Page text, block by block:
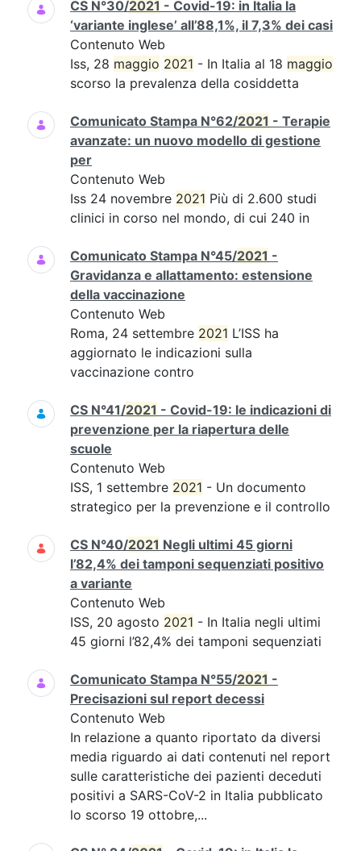
CS N°30/2021 - Covid-19: in Italia la
‘variante inglese’ all’88,1%, il 7,3% dei casi
Contenuto Web
Iss, 28 maggio 2021 - In Italia al 18 maggio
scorso la prevalenza della cosiddetta
Comunicato Stampa N°62/2021 - Terapie
avanzate: un nuovo modello di gestione
per
Contenuto Web
Iss 24 novembre 2021 Più di 2.600 studi
clinici in corso nel mondo, di cui 240 in
Comunicato Stampa N°45/2021 -
Gravidanza e allattamento: estensione
della vaccinazione
Contenuto Web
Roma, 24 settembre 2021 L’ISS ha
aggiornato le indicazioni sulla
vaccinazione contro
CS N°41/2021 - Covid-19: le indicazioni di
prevenzione per la riapertura delle
scuole
Contenuto Web
ISS, 1 settembre 2021 - Un documento
strategico per la prevenzione e il controllo
CS N°40/2021 Negli ultimi 45 giorni
l’82,4% dei tamponi sequenziati positivo
a variante
Contenuto Web
ISS, 20 agosto 2021 - In Italia negli ultimi
45 giorni l’82,4% dei tamponi sequenziati
Comunicato Stampa N°55/2021 -
Precisazioni sul report decessi
Contenuto Web
In relazione a quanto riportato da diversi
media riguardo ai dati contenuti nel report
sulle caratteristiche dei pazienti deceduti
positivi a SARS-CoV-2 in Italia pubblicato
lo scorso 19 ottobre,...